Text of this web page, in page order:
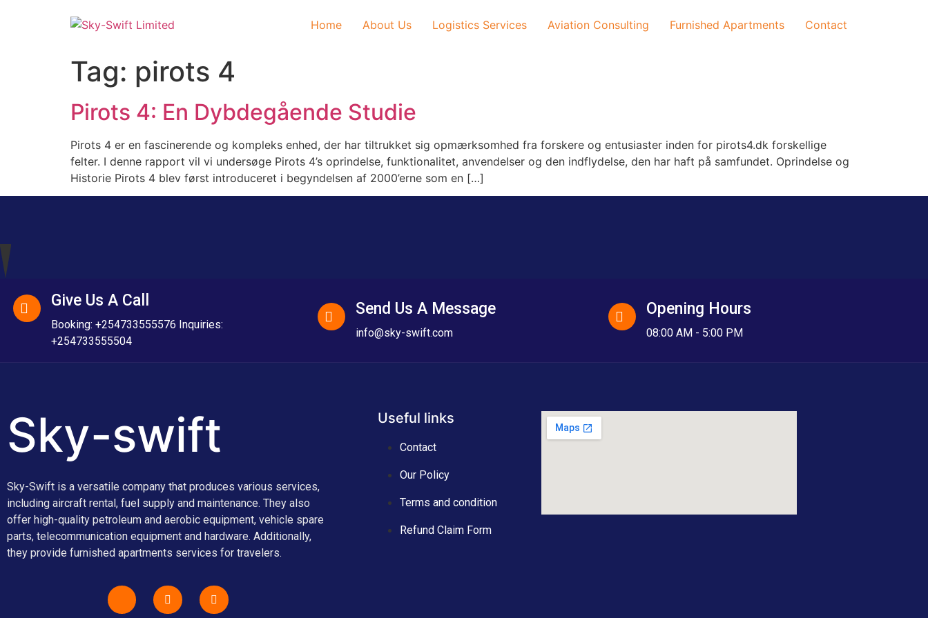
Home About Us Logistics Services Aviation Consulting Furnished Apartments Contact
Tag: pirots 4
Pirots 4: En Dybdegående Studie
Pirots 4 er en fascinerende og kompleks enhed, der har tiltrukket sig opmærksomhed fra forskere og entusiaster inden for pirots4.dk forskellige
felter. I denne rapport vil vi undersøge Pirots 4’s oprindelse, funktionalitet, anvendelser og den indflydelse, den har haft på samfundet. Oprindelse og
Historie Pirots 4 blev først introduceret i begyndelsen af 2000’erne som en […]
Give Us A Call
Booking: +254733555576 Inquiries:
+254733555504
Send Us A Message
info@sky-swift.com
Opening Hours
08:00 AM - 5:00 PM
Sky-swift
Sky-Swift is a versatile company that produces various services,
including aircraft rental, fuel supply and maintenance. They also
offer high-quality petroleum and aerobic equipment, vehicle spare
parts, telecommunication equipment and hardware. Additionally,
they provide furnished apartments services for travelers.
Useful links
Contact
Our Policy
Terms and condition
Refund Claim Form